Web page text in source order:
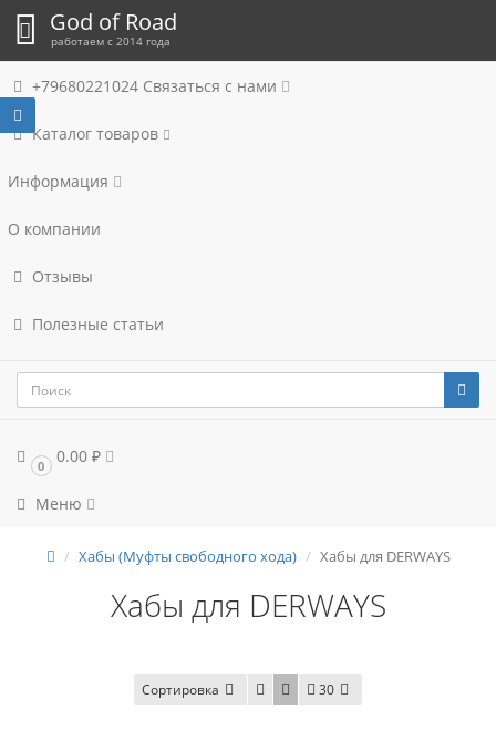
God of Road
работаем с 2014 года
+79680221024 Связаться с нами
Каталог товаров
Информация
О компании
Отзывы
Полезные статьи
0 0.00 ₽
Меню
Хабы (Муфты свободного хода) Хабы для DERWAYS
Хабы для DERWAYS
Сортировка 30